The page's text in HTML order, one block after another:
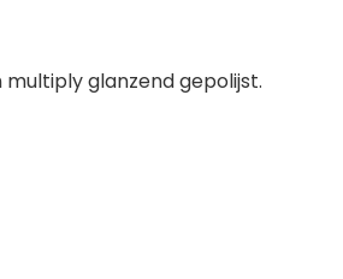
glanzend gepolijst.